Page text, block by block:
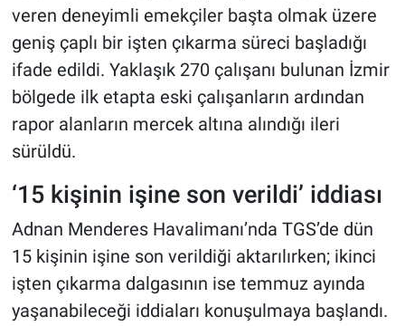
veren deneyimli emekçiler başta olmak üzere
geniş çaplı bir işten çıkarma süreci başladığı
ifade edildi. Yaklaşık 270 çalışanı bulunan İzmir
bölgede ilk etapta eski çalışanların ardından
rapor alanların mercek altına alındığı ileri
sürüldü.
‘15 kişinin işine son verildi’ iddiası
Adnan Menderes Havalimanı’nda TGS’de dün
15 kişinin işine son verildiği aktarılırken; ikinci
işten çıkarma dalgasının ise temmuz ayında
yaşanabileceği iddiaları konuşulmaya başlandı.